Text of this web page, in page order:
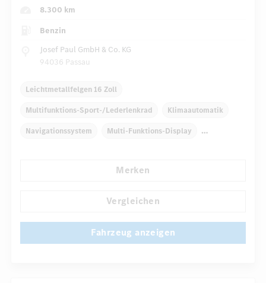
8.300 km
Benzin
Josef Paul GmbH & Co. KG
94036 Passau
Leichtmetallfelgen 16 Zoll
Multifunktions-Sport-/Lederlenkrad Klimaautomatik
Navigationssystem Multi-Funktions-Display
Reifendruckkontrolle
Merken
Vergleichen
Fahrzeug anzeigen